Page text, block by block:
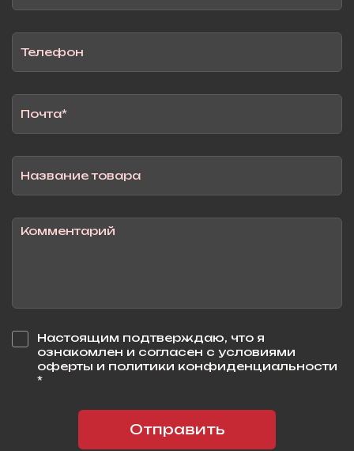
Настоящим подтверждаю, что я
ознакомлен и согласен с условиями
оферты и политики конфиденциальности
*
Отправить